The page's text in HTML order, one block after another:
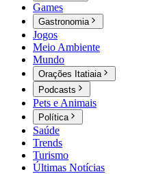
Games
Gastronomia
Jogos
Meio Ambiente
Mundo
Orações Itatiaia
Podcasts
Pets e Animais
Política
Saúde
Trends
Turismo
Últimas Notícias